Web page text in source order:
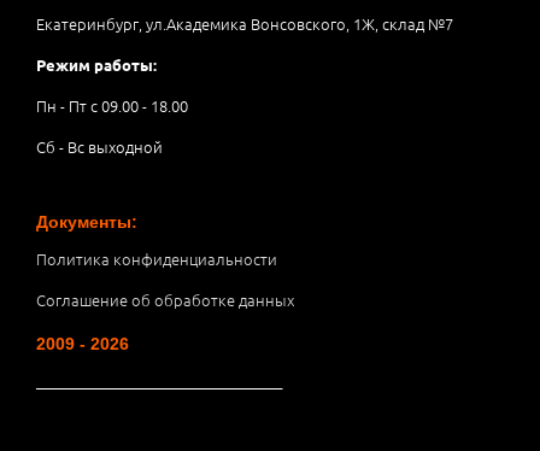
Екатеринбург, ул.Академика Вонсовского, 1Ж, склад №7
Режим работы:
Пн - Пт с 09.00 - 18.00
Сб - Вс выходной
Документы:
Политика конфиденциальности
Соглашение об обработке данных
2009 - 2026